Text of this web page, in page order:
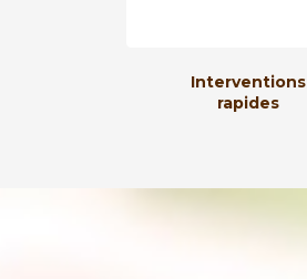
Interventions
rapides